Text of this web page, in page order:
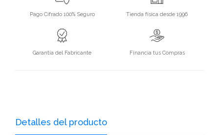
Pago Cifrado 100% Seguro Tienda física desde 1996
Garantía del Fabricante Financia tus Compras
Detalles del producto